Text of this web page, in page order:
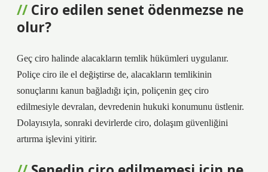
Ciro edilen senet ödenmezse ne
olur?
Geç ciro halinde alacakların temlik hükümleri uygulanır.
Poliçe ciro ile el değiştirse de, alacakların temlikinin
sonuçlarını kanun bağladığı için, poliçenin geç ciro
edilmesiyle devralan, devredenin hukuki konumunu üstlenir.
Dolayısıyla, sonraki devirlerde ciro, dolaşım güvenliğini
artırma işlevini yitirir.